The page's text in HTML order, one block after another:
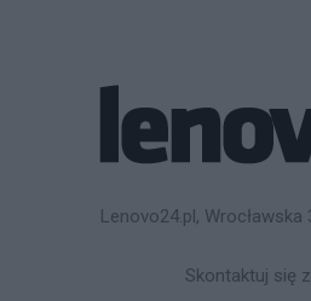
Lenovo24.pl, Wrocławska
Skontaktuj się